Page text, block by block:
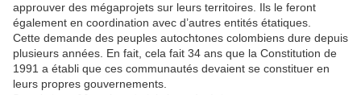
approuver des mégaprojets sur leurs territoires. Ils le feront
également en coordination avec d’autres entités étatiques.
Cette demande des peuples autochtones colombiens dure depuis
plusieurs années. En fait, cela fait 34 ans que la Constitution de
1991 a établi que ces communautés devaient se constituer en
leurs propres gouvernements.